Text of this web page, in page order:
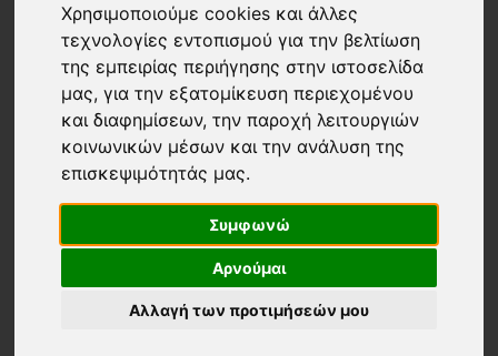
Χρησιμοποιούμε cookies και άλλες
τεχνολογίες εντοπισμού για την βελτίωση
της εμπειρίας περιήγησης στην ιστοσελίδα
μας, για την εξατομίκευση περιεχομένου
και διαφημίσεων, την παροχή λειτουργιών
κοινωνικών μέσων και την ανάλυση της
επισκεψιμότητάς μας.
Συμφωνώ
Αρνούμαι
Αλλαγή των προτιμήσεών μου